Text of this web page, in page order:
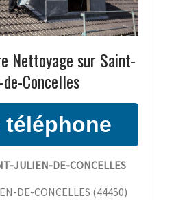
Nettoyage sur Saint-
Concelles
JULIEN-DE-CONCELLES
DE-CONCELLES (44450)